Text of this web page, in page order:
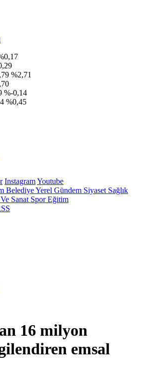
%2,71
%-0,14
%0,45
InstagramYoutube
BelediyeYerel Gündem Siyaset Sağlık
Sanat SporEğitim
16 milyon
emsal